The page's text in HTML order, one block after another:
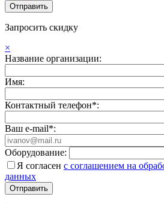
Запросить скидку
×
Название организации:
Имя:
Контактный телефон*:
Ваш e-mail*:
Оборудование:
Я согласен с соглашением на
данных